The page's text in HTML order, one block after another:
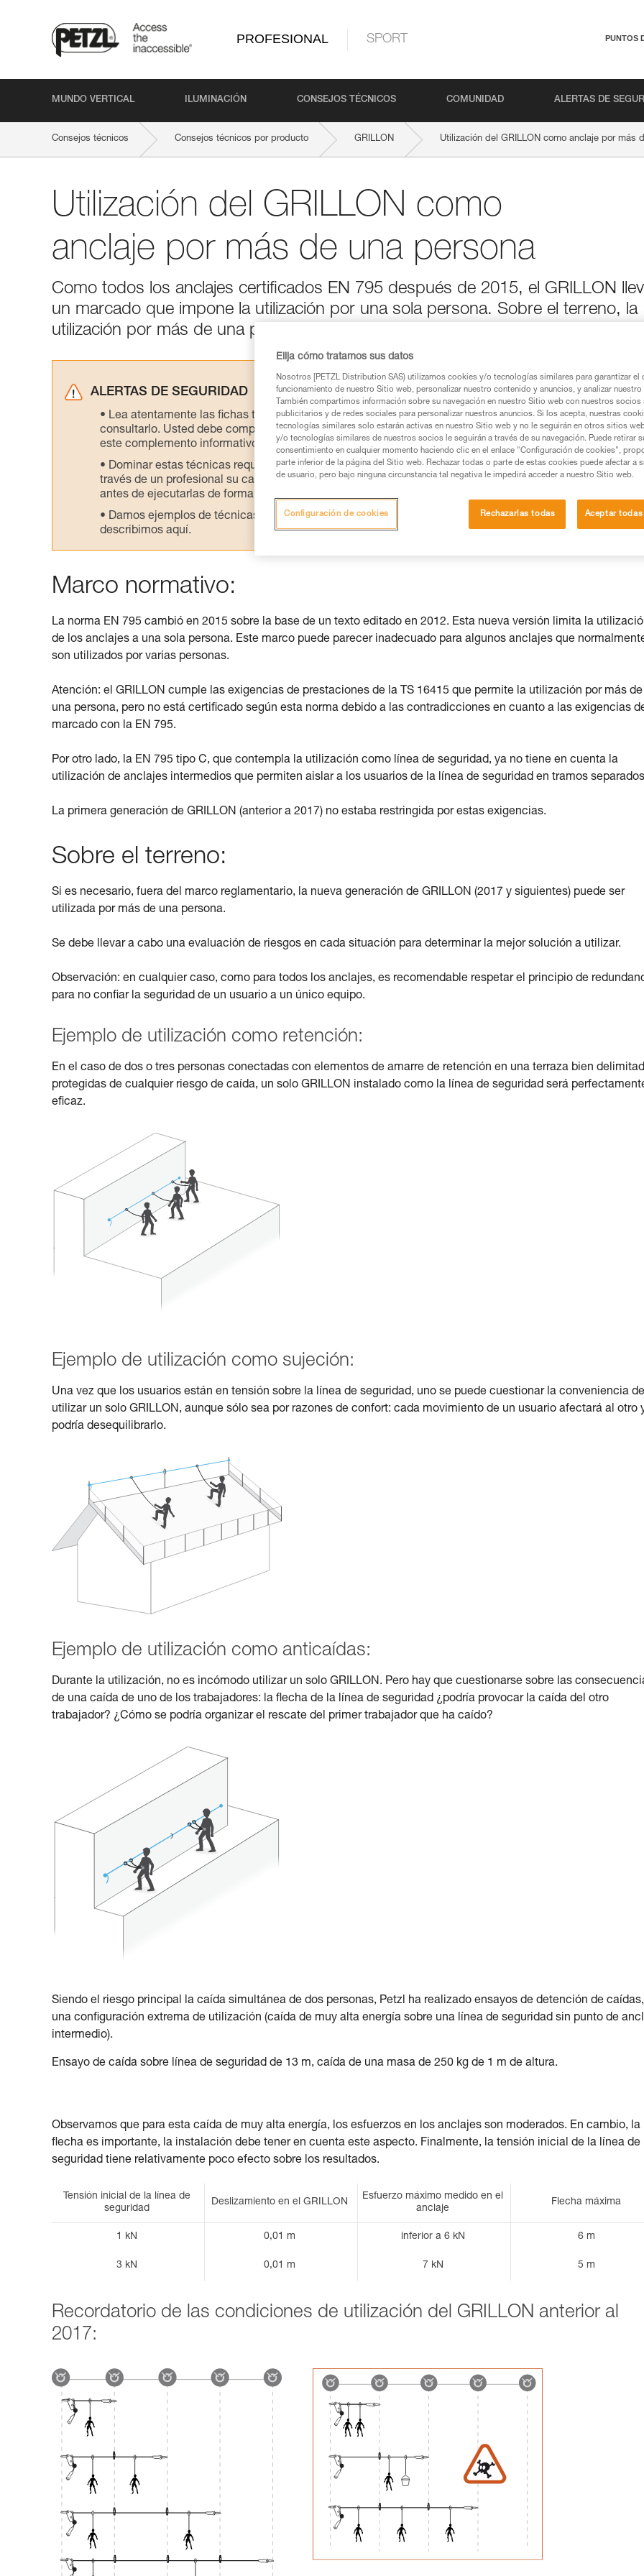
PROFESIONAL SPORT PUNTOS
MUNDO VERTICAL ILUMINACIÓN CONSEJOS TÉCNICOS COMUNIDAD ALERTAS DE
Consejos técnicos Consejos técnicos por producto GRILLON Utilización del GRILLON como anclaje por más
Utilización del GRILLON como
anclaje por más de una persona
Como todos los anclajes certificados EN 795 después de 2015, el GRILLON
un marcado que impone la utilización por una sola persona. Sobre el terreno, la
utilización por más de una persona es posible.
ALERTAS DE SEGURIDAD
Lea atentamente las fichas técnicas de los productos utilizados en este consejo antes de
consultarlo. Usted debe comprender la información de la ficha técnica para poder comprender
este complemento informativo.
Dominar estas técnicas requiere una formación y un entrenamiento específico. Confirme a
través de un profesional su capacidad para ejecutar estas técnicas, solo y con total seguridad,
antes de ejecutarlas de forma autónoma.
Damos ejemplos de técnicas relacionadas con su actividad. Pueden existir otras que no
describimos aquí.
Marco normativo:
La norma EN 795 cambió en 2015 sobre la base de un texto editado en 2012. Esta nueva versión limita la
de los anclajes a una sola persona. Este marco puede parecer inadecuado para algunos anclajes que
son utilizados por varias personas.
Atención: el GRILLON cumple las exigencias de prestaciones de la TS 16415 que permite la utilización por más de
una persona, pero no está certificado según esta norma debido a las contradicciones en cuanto a las exigencias
marcado con la EN 795.
Por otro lado, la EN 795 tipo C, que contempla la utilización como línea de seguridad, ya no tiene en cuenta la
utilización de anclajes intermedios que permiten aislar a los usuarios de la línea de seguridad en tramos
La primera generación de GRILLON (anterior a 2017) no estaba restringida por estas exigencias.
Sobre el terreno:
Si es necesario, fuera del marco reglamentario, la nueva generación de GRILLON (2017 y siguientes) puede ser
utilizada por más de una persona.
Se debe llevar a cabo una evaluación de riesgos en cada situación para determinar la mejor solución a utilizar.
Observación: en cualquier caso, como para todos los anclajes, es recomendable respetar el principio de
para no confiar la seguridad de un usuario a un único equipo.
Ejemplo de utilización como retención:
En el caso de dos o tres personas conectadas con elementos de amarre de retención en una terraza bien
protegidas de cualquier riesgo de caída, un solo GRILLON instalado como la línea de seguridad será
eficaz.
Ejemplo de utilización como sujeción:
Una vez que los usuarios están en tensión sobre la línea de seguridad, uno se puede cuestionar la conveniencia de
utilizar un solo GRILLON, aunque sólo sea por razones de confort: cada movimiento de un usuario afectará al otro
podría desequilibrarlo.
Ejemplo de utilización como anticaídas:
Durante la utilización, no es incómodo utilizar un solo GRILLON. Pero hay que cuestionarse sobre las
de una caída de uno de los trabajadores: la flecha de la línea de seguridad ¿podría provocar la caída del otro
trabajador? ¿Cómo se podría organizar el rescate del primer trabajador que ha caído?
Siendo el riesgo principal la caída simultánea de dos personas, Petzl ha realizado ensayos de detención de
una configuración extrema de utilización (caída de muy alta energía sobre una línea de seguridad sin punto de
intermedio).
Ensayo de caída sobre línea de seguridad de 13 m, caída de una masa de 250 kg de 1 m de altura.
Observamos que para esta caída de muy alta energía, los esfuerzos en los anclajes son moderados. En cambio, la
flecha es importante, la instalación debe tener en cuenta este aspecto. Finalmente, la tensión inicial de la línea de
seguridad tiene relativamente poco efecto sobre los resultados.
Tensión inicial de la línea de
seguridad
Deslizamiento en el GRILLON
Esfuerzo máximo medido en el
anclaje
Flecha máxima
1 kN 0,01 m inferior a 6 kN 6 m
3 kN 0,01 m 7 kN 5 m
Recordatorio de las condiciones de utilización del GRILLON anterior al
2017:
Elija cómo tratamos sus datos
Nosotros [PETZL Distribution SAS) utilizamos cookies y/o tecnologías similares para garantizar el
funcionamiento de nuestro Sitio web, personalizar nuestro contenido y anuncios, y analizar
También compartimos información sobre su navegación en nuestro Sitio web con nuestros socios
publicitarios y de redes sociales para personalizar nuestros anuncios. Si los acepta, nuestras
tecnologías similares solo estarán activas en nuestro Sitio web y no le seguirán en otros sitios
y/o tecnologías similares de nuestros socios le seguirán a través de su navegación. Puede retirar
consentimiento en cualquier momento haciendo clic en el enlace "Configuración de cookies",
parte inferior de la página del Sitio web. Rechazar todas o parte de estas cookies puede afectar a
de usuario, pero bajo ninguna circunstancia tal negativa le impedirá acceder a nuestro Sitio web.
Rechazarlas todas Aceptar
Configuración de cookies